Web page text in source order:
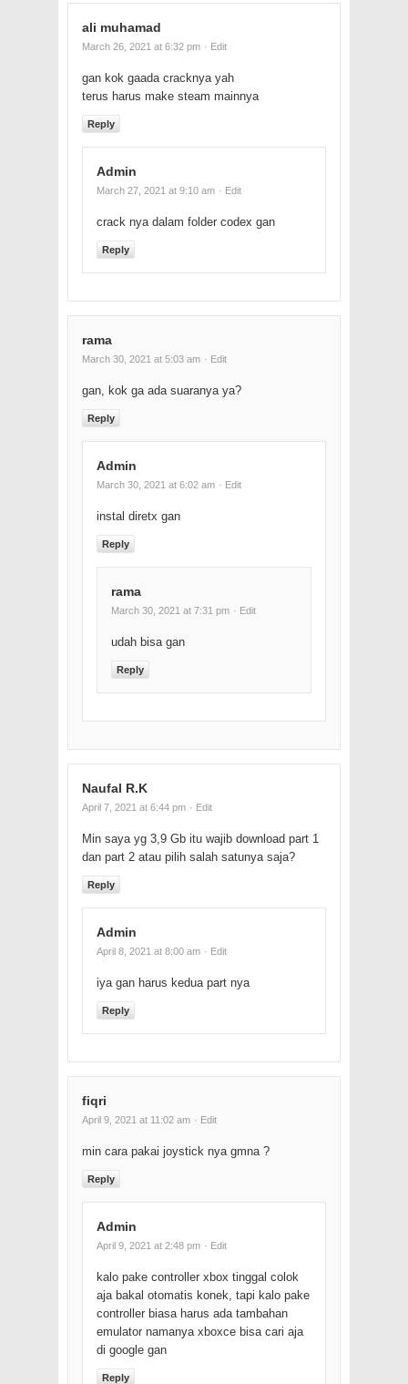
ali muhamad
March 26, 2021 at 6:32 pm · Edit
gan kok gaada cracknya yah
terus harus make steam mainnya
Reply
Admin
March 27, 2021 at 9:10 am · Edit
crack nya dalam folder codex gan
Reply
rama
March 30, 2021 at 5:03 am · Edit
gan, kok ga ada suaranya ya?
Reply
Admin
March 30, 2021 at 6:02 am · Edit
instal diretx gan
Reply
rama
March 30, 2021 at 7:31 pm · Edit
udah bisa gan
Reply
Naufal R.K
April 7, 2021 at 6:44 pm · Edit
Min saya yg 3,9 Gb itu wajib download part 1
dan part 2 atau pilih salah satunya saja?
Reply
Admin
April 8, 2021 at 8:00 am · Edit
iya gan harus kedua part nya
Reply
fiqri
April 9, 2021 at 11:02 am · Edit
min cara pakai joystick nya gmna ?
Reply
Admin
April 9, 2021 at 2:48 pm · Edit
kalo pake controller xbox tinggal colok
aja bakal otomatis konek, tapi kalo pake
controller biasa harus ada tambahan
emulator namanya xboxce bisa cari aja
di google gan
Reply